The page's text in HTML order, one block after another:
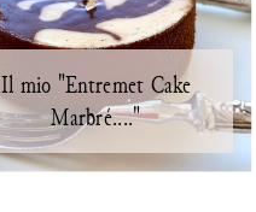
Il mio "Entremet Cake
Marbré...."